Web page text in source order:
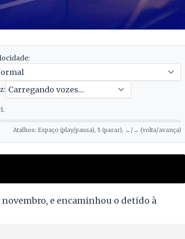
Atalhos: Espaço (play/pausa), S (parar), ←/→ (volta/avança)
e encaminhou o detido à